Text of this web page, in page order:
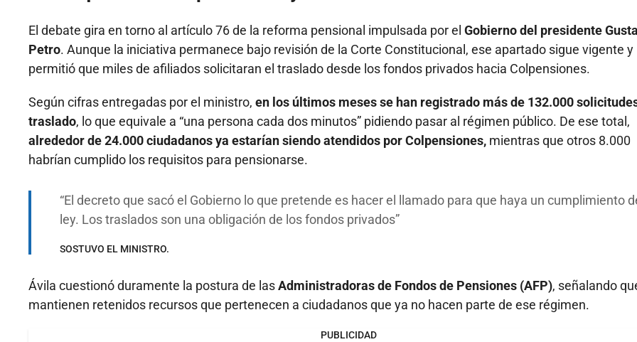
El debate gira en torno al artículo 76 de la reforma pensional impulsada por el Gobierno del presidente
Petro. Aunque la iniciativa permanece bajo revisión de la Corte Constitucional, ese apartado sigue vigente y
permitió que miles de afiliados solicitaran el traslado desde los fondos privados hacia Colpensiones.
Según cifras entregadas por el ministro, en los últimos meses se han registrado más de 132.000
traslado, lo que equivale a “una persona cada dos minutos” pidiendo pasar al régimen público. De ese total,
alrededor de 24.000 ciudadanos ya estarían siendo atendidos por Colpensiones, mientras que otros 8.000
habrían cumplido los requisitos para pensionarse.
El decreto que sacó el Gobierno lo que pretende es hacer el llamado para que haya un cumplimiento
ley. Los traslados son una obligación de los fondos privados
SOSTUVO EL MINISTRO.
Ávila cuestionó duramente la postura de lasAdministradoras de Fondos de Pensiones (AFP), señalando
mantienen retenidos recursos que pertenecen a ciudadanos que ya no hacen parte de ese régimen.
PUBLICIDAD